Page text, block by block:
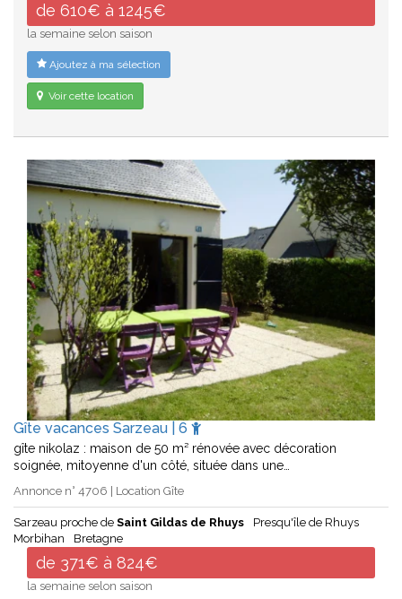
de 610€ à 1245€
la semaine selon saison
Ajoutez à ma sélection
Voir cette location
Gîte vacances Sarzeau | 6
gîte nikolaz : maison de 50 m² rénovée avec décoration
soignée, mitoyenne d'un côté, située dans une…
Annonce n° 4706 | Location Gîte
Sarzeau proche de Saint Gildas de Rhuys
Presqu'île de Rhuys
Morbihan
Bretagne
de 371€ à 824€
la semaine selon saison